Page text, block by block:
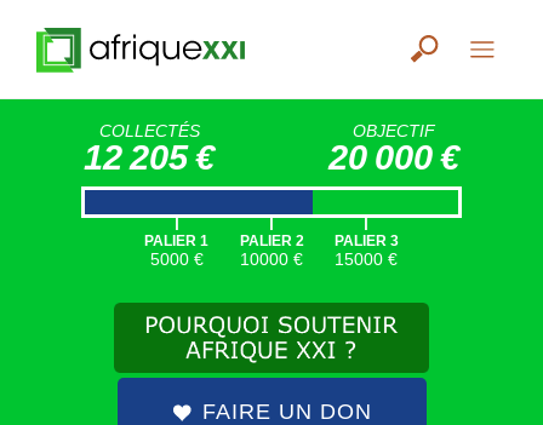
COLLECTÉS
12 205 €
OBJECTIF
20 000 €
|
PALIER 1
5000 €
|
PALIER 2
10000 €
|
PALIER 3
15000 €
FAIRE UN DON